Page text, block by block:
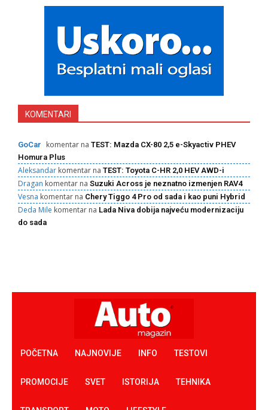
KOMENTARI
GoCar komentar na TEST: Mazda CX-80 2,5 e-Skyactiv PHEV
Homura Plus
Aleksandar komentar na TEST: Toyota C-HR 2,0 HEV AWD-i
Dragan komentar na Suzuki Across je neznatno izmenjen RAV4
Vesna komentar na Chery Tiggo 4 Pro od sada i kao puni Hybrid
Deda Mile komentar na Lada Niva dobija najveću modernizaciju
do sada
POČETNA NAJNOVIJE INFO TESTOVI
PROMOCIJE SVET ISTORIJA TEHNIKA